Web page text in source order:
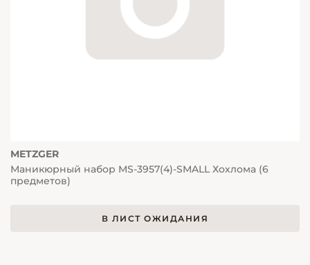
METZGER
Маникюрный набор MS-3957(4)-SMALL Хохлома (6
предметов)
В ЛИСТ ОЖИДАНИЯ